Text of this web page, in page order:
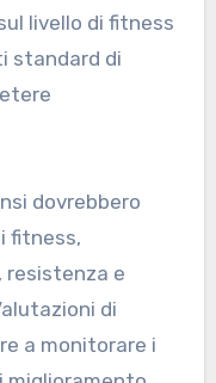
livello di fitness
standard di
dovrebbero
fitness,
resistenza e
di
a monitorare i